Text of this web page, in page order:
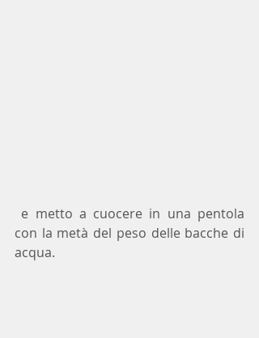
con la metà del peso delle bacche di
acqua.